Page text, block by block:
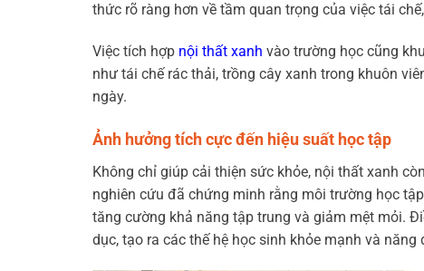
thức rõ ràng hơn về tầm quan trọng của việc tái
Việc tích hợp nội thất xanh vào trường học cũng
như tái chế rác thải, trồng cây xanh trong khuôn
ngày.
Ảnh hưởng tích cực đến hiệu suất học tập
Không chỉ giúp cải thiện sức khỏe, nội thất xanh
nghiên cứu đã chứng minh rằng môi trường học
tăng cường khả năng tập trung và giảm mệt mỏi.
dục, tạo ra các thế hệ học sinh khỏe mạnh và năng